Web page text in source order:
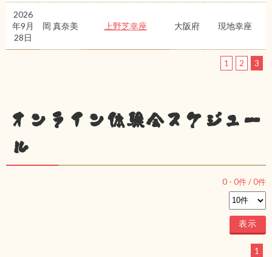
2026
年9月
28日
岡 真奈美 上野芝幸座 大阪府 現地幸座
1 2 3
オンライン体験会スケジュー
ル
0 - 0件 /0件
1